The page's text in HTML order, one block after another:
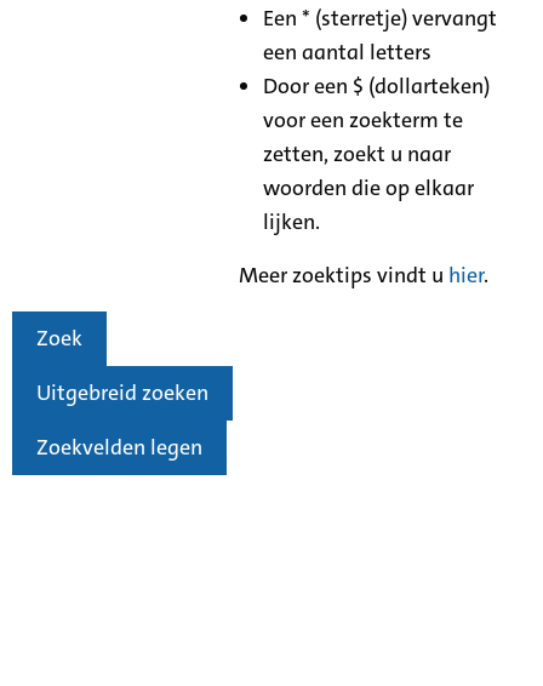
Een * (sterretje) vervangt
een aantal letters
Door een $ (dollarteken)
voor een zoekterm te
zetten, zoekt u naar
woorden die op elkaar
lijken.
Meer zoektips vindt u hier.
Zoek
Uitgebreid zoeken
Zoekvelden legen